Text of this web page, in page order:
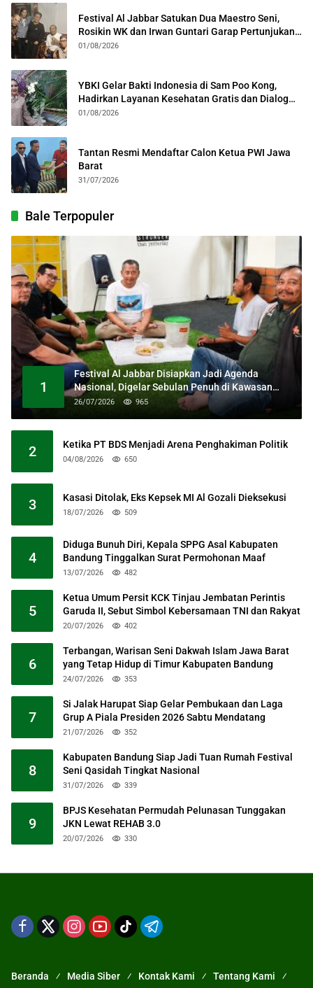
Festival Al Jabbar Satukan Dua Maestro Seni,
Rosikin WK dan Irwan Guntari Garap Pertunjukan
Kolosal
01/08/2026
YBKI Gelar Bakti Indonesia di Sam Poo Kong,
Hadirkan Layanan Kesehatan Gratis dan Dialog
Kebangsaan
01/08/2026
Tantan Resmi Mendaftar Calon Ketua PWI Jawa
Barat
31/07/2026
Bale Terpopuler
1
Festival Al Jabbar Disiapkan Jadi Agenda
Nasional, Digelar Sebulan Penuh di Kawasan
Masjid Raya Al Jabbar
26/07/2026 965
2 Ketika PT BDS Menjadi Arena Penghakiman Politik
04/08/2026 650
3 Kasasi Ditolak, Eks Kepsek MI Al Gozali Dieksekusi
18/07/2026 509
4
Diduga Bunuh Diri, Kepala SPPG Asal Kabupaten
Bandung Tinggalkan Surat Permohonan Maaf
13/07/2026 482
5
Ketua Umum Persit KCK Tinjau Jembatan Perintis
Garuda II, Sebut Simbol Kebersamaan TNI dan Rakyat
20/07/2026 402
6
Terbangan, Warisan Seni Dakwah Islam Jawa Barat
yang Tetap Hidup di Timur Kabupaten Bandung
24/07/2026 353
7
Si Jalak Harupat Siap Gelar Pembukaan dan Laga
Grup A Piala Presiden 2026 Sabtu Mendatang
21/07/2026 352
8
Kabupaten Bandung Siap Jadi Tuan Rumah Festival
Seni Qasidah Tingkat Nasional
31/07/2026 339
9
BPJS Kesehatan Permudah Pelunasan Tunggakan
JKN Lewat REHAB 3.0
20/07/2026 330
Beranda Media Siber Kontak Kami Tentang Kami